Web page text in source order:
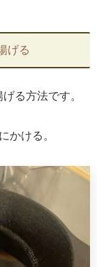
げる
る方法です。
かける。